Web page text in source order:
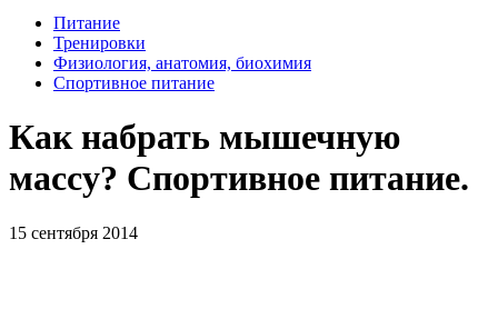
Питание
Тренировки
Физиология, анатомия, биохимия
Спортивное питание
Как набрать мышечную
массу? Спортивное питание.
15 сентября 2014